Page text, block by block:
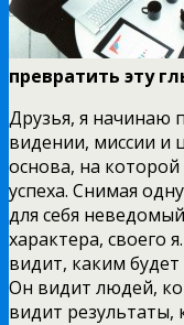
превратить эту
Друзья, я начинаю
видении, миссии и
основа, на
успеха. Снимая
для себя
характера, своего
видит, каким будет
Он видит людей,
видит результаты,